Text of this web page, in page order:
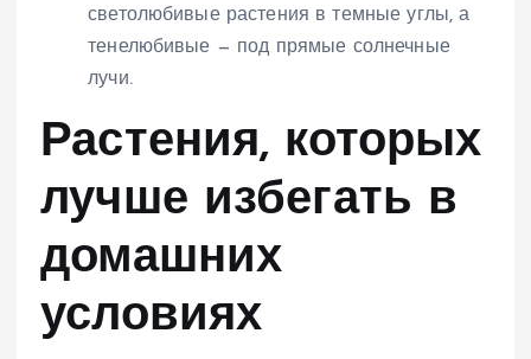
светолюбивые растения в темные углы, а
тенелюбивые — под прямые солнечные
лучи.
Растения, которых
лучше избегать в
домашних
условиях